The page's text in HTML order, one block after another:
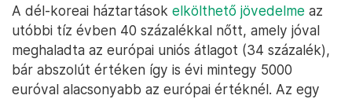
A dél-koreai háztartások elkölthető jövedelme az
utóbbi tíz évben 40 százalékkal nőtt, amely jóval
meghaladta az európai uniós átlagot (34 százalék),
bár abszolút értéken így is évi mintegy 5000
euróval alacsonyabb az európai értéknél. Az egy